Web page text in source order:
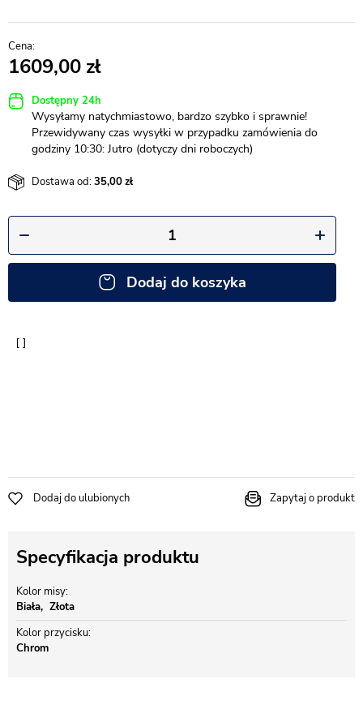
1609,00
Dostępny 24h
Wysyłamy natychmiastowo, bardzo szybko i sprawnie!
Przewidywany czas wysyłki w przypadku zamówienia do
godziny 10:30: Jutro (dotyczy dni roboczych)
Dostawa od:35,00
Dodaj do koszyka
Dodaj do ulubionych Zapytaj o produkt
Specyfikacja produktu
Kolor misy
Biała
Złota
Kolor przycisku
Chrom